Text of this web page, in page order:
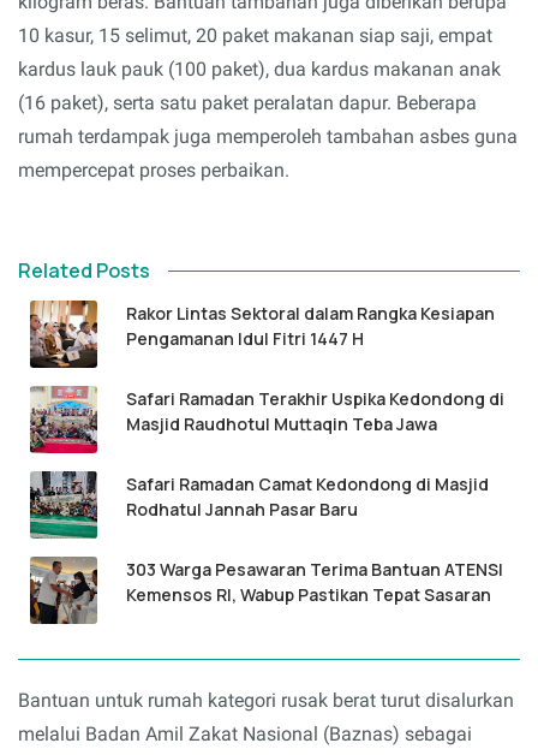
10 kasur, 15 selimut, 20 paket makanan siap saji, empat
kardus lauk pauk (100 paket), dua kardus makanan anak
(16 paket), serta satu paket peralatan dapur. Beberapa
rumah terdampak juga memperoleh tambahan asbes guna
mempercepat proses perbaikan.
Related Posts
Rakor Lintas Sektoral dalam Rangka Kesiapan
Pengamanan Idul Fitri 1447 H
Safari Ramadan Terakhir Uspika Kedondong di
Masjid Raudhotul Muttaqin Teba Jawa
Safari Ramadan Camat Kedondong di Masjid
Rodhatul Jannah Pasar Baru
303 Warga Pesawaran Terima Bantuan ATENSI
Kemensos RI, Wabup Pastikan Tepat Sasaran
Bantuan untuk rumah kategori rusak berat turut disalurkan
melalui Badan Amil Zakat Nasional (Baznas) sebagai